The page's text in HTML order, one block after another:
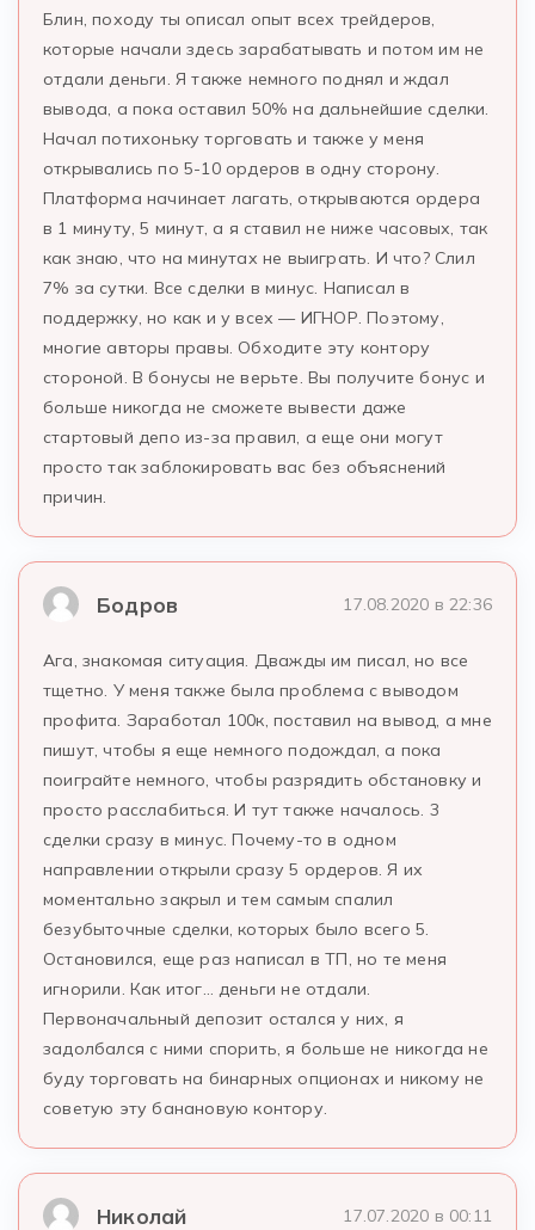
Блин, походу ты описал опыт всех трейдеров,
которые начали здесь зарабатывать и потом им не
отдали деньги. Я также немного поднял и ждал
вывода, а пока оставил 50% на дальнейшие сделки.
Начал потихоньку торговать и также у меня
открывались по 5-10 ордеров в одну сторону.
Платформа начинает лагать, открываются ордера
в 1 минуту, 5 минут, а я ставил не ниже часовых, так
как знаю, что на минутах не выиграть. И что? Слил
7% за сутки. Все сделки в минус. Написал в
поддержку, но как и у всех — ИГНОР. Поэтому,
многие авторы правы. Обходите эту контору
стороной. В бонусы не верьте. Вы получите бонус и
больше никогда не сможете вывести даже
стартовый депо из-за правил, а еще они могут
просто так заблокировать вас без объяснений
причин.
Бодров 17.08.2020 в 22:36
Ага, знакомая ситуация. Дважды им писал, но все
тщетно. У меня также была проблема с выводом
профита. Заработал 100к, поставил на вывод, а мне
пишут, чтобы я еще немного подождал, а пока
поиграйте немного, чтобы разрядить обстановку и
просто расслабиться. И тут также началось. 3
сделки сразу в минус. Почему-то в одном
направлении открыли сразу 5 ордеров. Я их
моментально закрыл и тем самым спалил
безубыточные сделки, которых было всего 5.
Остановился, еще раз написал в ТП, но те меня
игнорили. Как итог… деньги не отдали.
Первоначальный депозит остался у них, я
задолбался с ними спорить, я больше не никогда не
буду торговать на бинарных опционах и никому не
советую эту банановую контору.
Николай 17.07.2020 в 00:11